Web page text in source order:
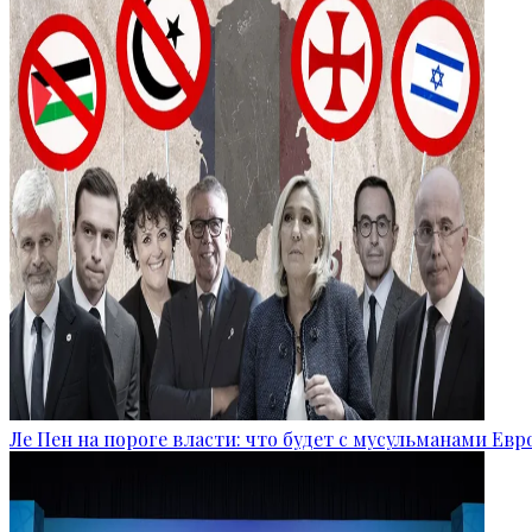
Ле Пен на пороге власти: что будет с мусульманами